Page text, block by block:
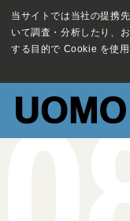
当サイトでは当社の提携
いて調査・分析したり、
する目的で Cookie を使用